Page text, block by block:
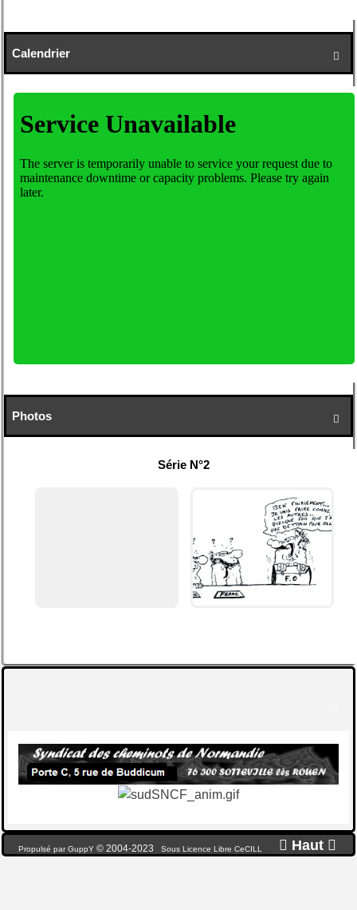

Calendrier

Photos
Série N°2
 Haut 
Propulsé par GuppY © 2004-2023 Sous Licence Libre CeCILL